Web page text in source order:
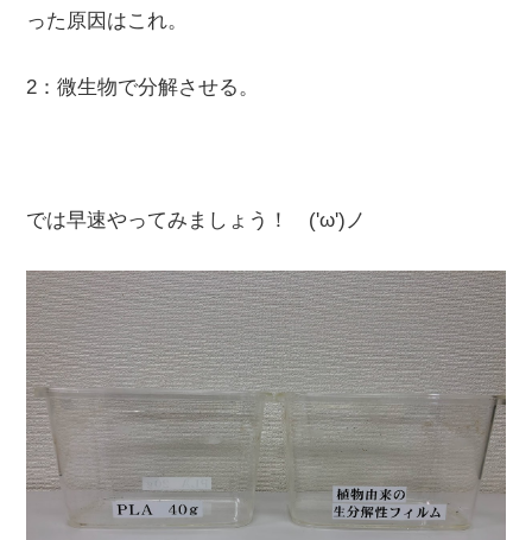
った原因はこれ。
2：微生物で分解させる。
では早速やってみましょう！ ('ω')ノ